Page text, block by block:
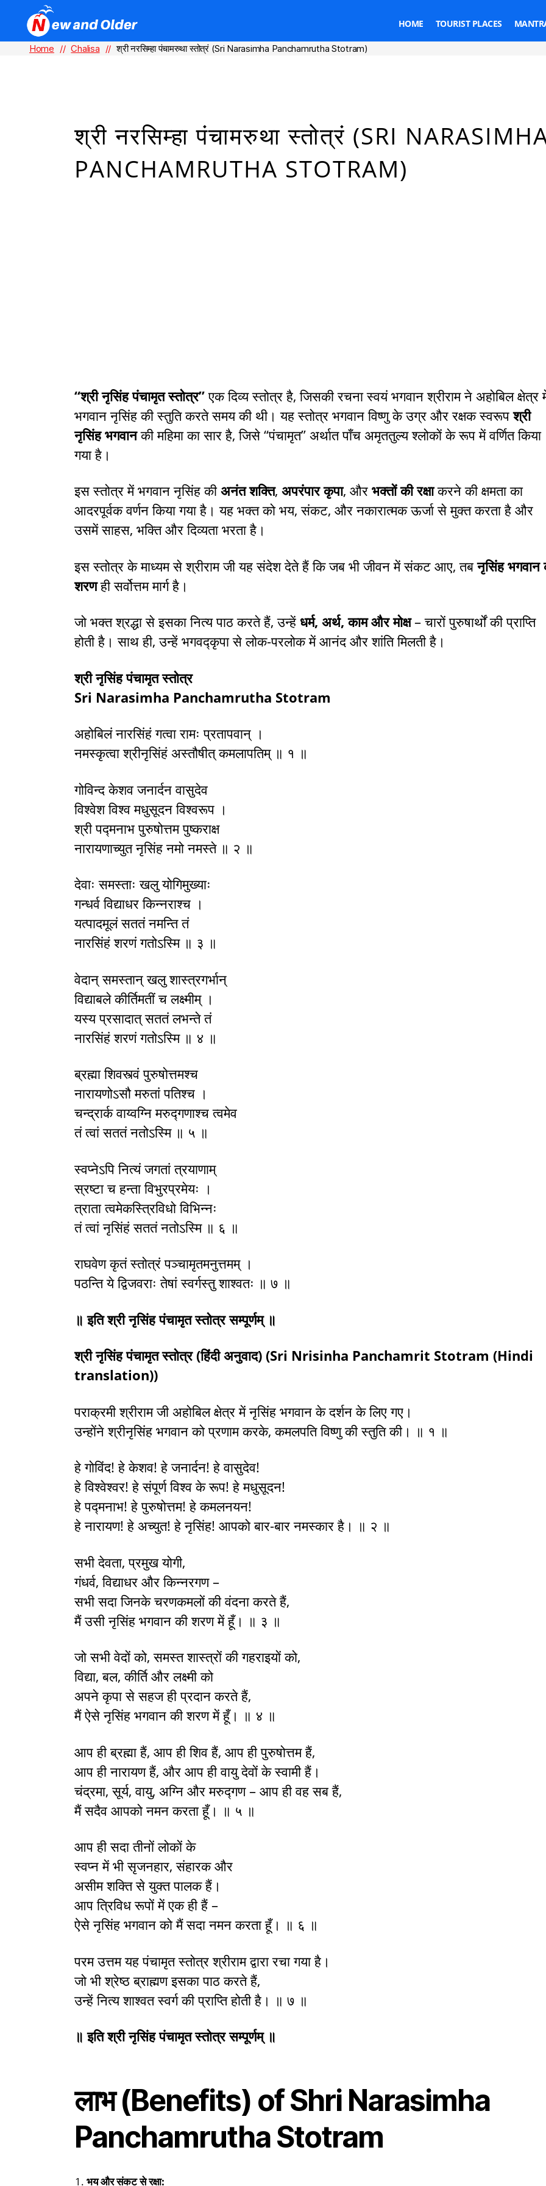
HOME TOURIST PLACES
Home // Chalisa // श्री नरसिम्हा पंचामरुथा स्तोत्रं (Sri Narasimha Panchamrutha Stotram)
Categories
श्री नरसिम्हा पंचामरुथा स्तोत्रं (SRI
PANCHAMRUTHA STOTRAM)
“श्री नृसिंह पंचामृत स्तोत्र”एक दिव्य स्तोत्र है, जिसकी रचना स्वयं भगवान श्रीराम ने अहोबिल क्षेत्र
भगवान नृसिंह की स्तुति करते समय की थी। यह स्तोत्र भगवान विष्णु के उग्र और रक्षक स्वरूपश्री
नृसिंह भगवानकी महिमा का सार है, जिसे “पंचामृत” अर्थात पाँच अमृततुल्य श्लोकों के रूप में वर्णित किया
गया है।
इस स्तोत्र में भगवान नृसिंह कीअनंत शक्ति, अपरंपार कृपा, और भक्तों की रक्षाकरने की क्षमता का
आदरपूर्वक वर्णन किया गया है। यह भक्त को भय, संकट, और नकारात्मक ऊर्जा से मुक्त करता है और
उसमें साहस, भक्ति और दिव्यता भरता है।
इस स्तोत्र के माध्यम से श्रीराम जी यह संदेश देते हैं कि जब भी जीवन में संकट आए, तबनृसिंह भगवान
शरणही सर्वोत्तम मार्ग है।
जो भक्त श्रद्धा से इसका नित्य पाठ करते हैं, उन्हें धर्म, अर्थ, काम और मोक्ष– चारों पुरुषार्थों की प्राप्ति
होती है। साथ ही, उन्हें भगवद्कृपा से लोक-परलोक में आनंद और शांति मिलती है।
श्री नृसिंह पंचामृत स्तोत्र
Sri Narasimha Panchamrutha Stotram
अहोबिलं नारसिंहं गत्वा रामः प्रतापवान् ।
नमस्कृत्वा श्रीनृसिंहं अस्तौषीत् कमलापतिम् ॥ १ ॥
गोविन्द केशव जनार्दन वासुदेव
विश्वेश विश्व मधुसूदन विश्वरूप ।
श्री पद्मनाभ पुरुषोत्तम पुष्कराक्ष
नारायणाच्युत नृसिंह नमो नमस्ते ॥ २ ॥
देवाः समस्ताः खलु योगिमुख्याः
गन्धर्व विद्याधर किन्नराश्च ।
यत्पादमूलं सततं नमन्ति तं
नारसिंहं शरणं गतोऽस्मि ॥ ३ ॥
वेदान् समस्तान् खलु शास्त्रगर्भान्
विद्याबले कीर्तिमतीं च लक्ष्मीम् ।
यस्य प्रसादात् सततं लभन्ते तं
नारसिंहं शरणं गतोऽस्मि ॥ ४ ॥
ब्रह्मा शिवस्त्वं पुरुषोत्तमश्च
नारायणोऽसौ मरुतां पतिश्च ।
चन्द्रार्क वाय्वग्नि मरुद्गणाश्च त्वमेव
तं त्वां सततं नतोऽस्मि ॥ ५ ॥
स्वप्नेऽपि नित्यं जगतां त्रयाणाम्
स्रष्टा च हन्ता विभुरप्रमेयः ।
त्राता त्वमेकस्त्रिविधो विभिन्नः
तं त्वां नृसिंहं सततं नतोऽस्मि ॥ ६ ॥
राघवेण कृतं स्तोत्रं पञ्चामृतमनुत्तमम् ।
पठन्ति ये द्विजवराः तेषां स्वर्गस्तु शाश्वतः ॥ ७ ॥
॥ इति श्री नृसिंह पंचामृत स्तोत्र सम्पूर्णम् ॥
श्री नृसिंह पंचामृत स्तोत्र (हिंदी अनुवाद) (Sri Nrisinha Panchamrit Stotram (Hindi
translation))
पराक्रमी श्रीराम जी अहोबिल क्षेत्र में नृसिंह भगवान के दर्शन के लिए गए।
उन्होंने श्रीनृसिंह भगवान को प्रणाम करके, कमलपति विष्णु की स्तुति की। ॥ १ ॥
हे गोविंद! हे केशव! हे जनार्दन! हे वासुदेव!
हे विश्वेश्वर! हे संपूर्ण विश्व के रूप! हे मधुसूदन!
हे पद्मनाभ! हे पुरुषोत्तम! हे कमलनयन!
हे नारायण! हे अच्युत! हे नृसिंह! आपको बार-बार नमस्कार है। ॥ २ ॥
सभी देवता, प्रमुख योगी,
गंधर्व, विद्याधर और किन्नरगण –
सभी सदा जिनके चरणकमलों की वंदना करते हैं,
मैं उसी नृसिंह भगवान की शरण में हूँ। ॥ ३ ॥
जो सभी वेदों को, समस्त शास्त्रों की गहराइयों को,
विद्या, बल, कीर्ति और लक्ष्मी को
अपने कृपा से सहज ही प्रदान करते हैं,
मैं ऐसे नृसिंह भगवान की शरण में हूँ। ॥ ४ ॥
आप ही ब्रह्मा हैं, आप ही शिव हैं, आप ही पुरुषोत्तम हैं,
आप ही नारायण हैं, और आप ही वायु देवों के स्वामी हैं।
चंद्रमा, सूर्य, वायु, अग्नि और मरुद्गण – आप ही वह सब हैं,
मैं सदैव आपको नमन करता हूँ। ॥ ५ ॥
आप ही सदा तीनों लोकों के
स्वप्न में भी सृजनहार, संहारक और
असीम शक्ति से युक्त पालक हैं।
आप त्रिविध रूपों में एक ही हैं –
ऐसे नृसिंह भगवान को मैं सदा नमन करता हूँ। ॥ ६ ॥
परम उत्तम यह पंचामृत स्तोत्र श्रीराम द्वारा रचा गया है।
जो भी श्रेष्ठ ब्राह्मण इसका पाठ करते हैं,
उन्हें नित्य शाश्वत स्वर्ग की प्राप्ति होती है। ॥ ७ ॥
॥ इति श्री नृसिंह पंचामृत स्तोत्र सम्पूर्णम् ॥
लाभ (Benefits) of Shri Narasimha
Panchamrutha Stotram
भय और संकट से रक्षा: